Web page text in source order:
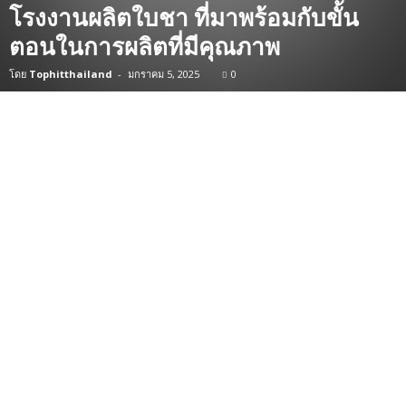
โรงงานผลิตใบชา ที่มาพร้อมกับขั้น
ตอนในการผลิตที่มีคุณภาพ
โดย Tophitthailand - มกราคม 5, 2025 0